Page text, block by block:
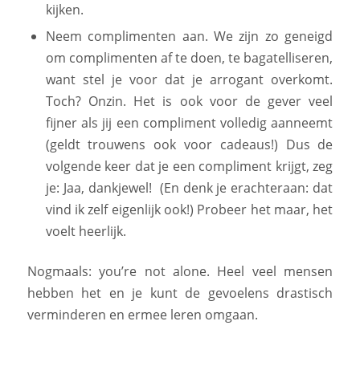
kijken.
Neem complimenten aan. We zijn zo geneigd
om complimenten af te doen, te bagatelliseren,
want stel je voor dat je arrogant overkomt.
Toch? Onzin. Het is ook voor de gever veel
fijner als jij een compliment volledig aanneemt
(geldt trouwens ook voor cadeaus!) Dus de
volgende keer dat je een compliment krijgt, zeg
je: Jaa, dankjewel! (En denk je erachteraan: dat
vind ik zelf eigenlijk ook!) Probeer het maar, het
voelt heerlijk.
Nogmaals: you’re not alone. Heel veel mensen
hebben het en je kunt de gevoelens drastisch
verminderen en ermee leren omgaan.